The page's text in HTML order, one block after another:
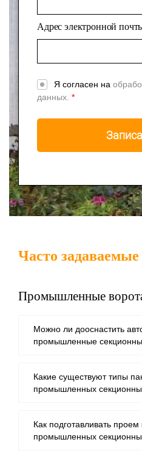
Адрес электронной
Я согласен на
данных. *
Часто
Промышленные
Можно ли дооснастить
промышленные
Какие существуют типы
промышленных
Как подготавливать
промышленных